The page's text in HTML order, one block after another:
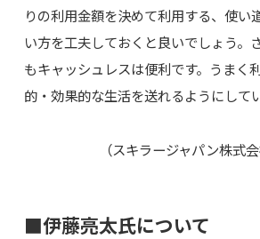
りの利用金額を決めて利用する、使い
い方を工夫しておくと良いでしょう。
もキャッシュレスは便利です。うまく
的・効果的な生活を送れるようにして
（スキラージャパン株式
■伊藤亮太氏について